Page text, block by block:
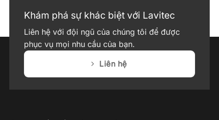
Khám phá sự khác biệt với Lavitec
Liên hệ với đội ngũ của chúng tôi để được
phục vụ mọi nhu cầu của bạn.
Liên hệ